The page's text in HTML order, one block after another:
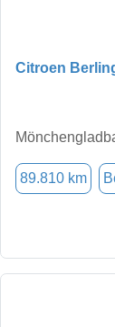
Citroen
89.810 km